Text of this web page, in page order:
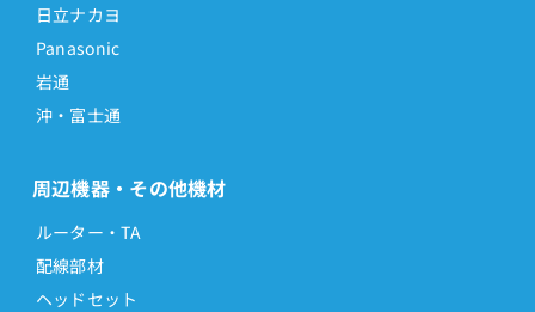
日立ナカヨ
Panasonic
岩通
沖・富士通
周辺機器・その他機材
ルーター・TA
配線部材
ヘッドセット